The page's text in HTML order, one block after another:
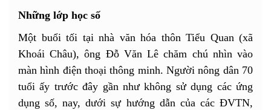
Những lớp học số
Một buổi tối tại nhà văn hóa thôn Tiểu Quan (xã
Khoái Châu), ông Đỗ Văn Lê chăm chú nhìn vào
màn hình điện thoại thông minh. Người nông dân 70
tuổi ấy trước đây gần như không sử dụng các ứng
dụng số, nay, dưới sự hướng dẫn của các ĐVTN,